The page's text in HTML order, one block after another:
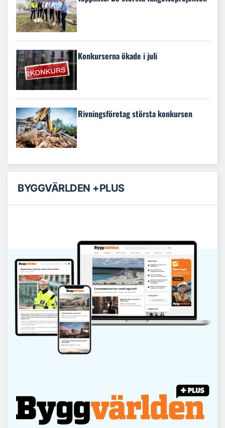
Konkurserna ökade i juli
Rivningsföretag största konkursen
BYGGVÄRLDEN +PLUS